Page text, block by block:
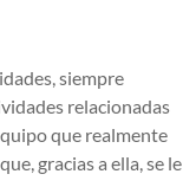
siempre
relacionadas
que realmente
gracias a ella, se le